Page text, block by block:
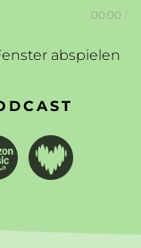
00:00 /
abspielen